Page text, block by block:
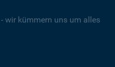
wir kümmern uns um alles